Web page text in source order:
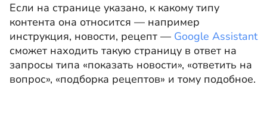
Если на странице указано, к какому типу
контента она относится — например
инструкция, новости, рецепт — Google Assistant
сможет находить такую страницу в ответ на
запросы типа «показать новости», «ответить на
вопрос», «подборка рецептов» и тому подобное.